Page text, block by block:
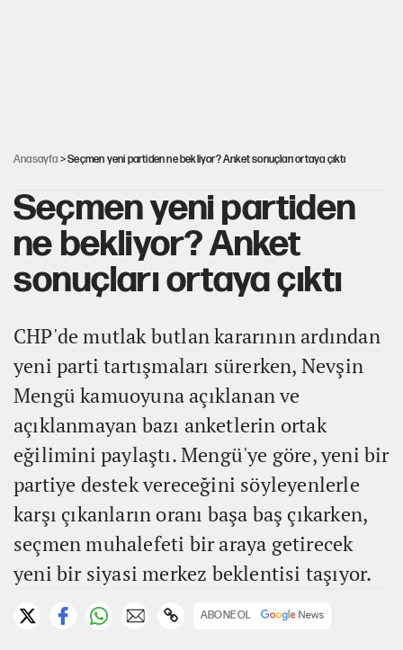
Anasayfa > Seçmen yeni partiden ne bekliyor? Anket sonuçları ortaya çıktı
Seçmen yeni partiden
ne bekliyor? Anket
sonuçları ortaya çıktı
CHP'de mutlak butlan kararının ardından
yeni parti tartışmaları sürerken, Nevşin
Mengü kamuoyuna açıklanan ve
açıklanmayan bazı anketlerin ortak
eğilimini paylaştı. Mengü'ye göre, yeni bir
partiye destek vereceğini söyleyenlerle
karşı çıkanların oranı başa baş çıkarken,
seçmen muhalefeti bir araya getirecek
yeni bir siyasi merkez beklentisi taşıyor.
ABONE OL